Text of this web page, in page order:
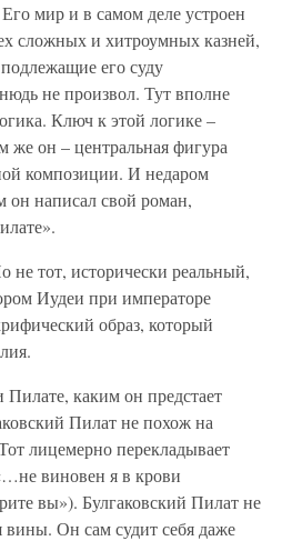
мир и в самом деле устроен
сложных и хитроумных казней,
его суду
не произвол. Тут вполне
Ключ к этой логике –
он – центральная фигура
композиции. И недаром
он написал свой роман,
тот, исторически реальный,
Иудеи при императоре
образ, который
каким он предстает
Пилат не похож на
лицемерно перекладывает
виновен я в крови
вы»). Булгаковский Пилат не
вины. Он сам судит себя даже